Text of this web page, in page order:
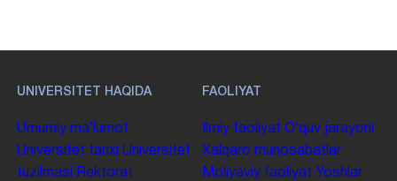
UNIVERSITET HAQIDA
Umumiy maʼlumot
Universitet tarixi Universitet
tuzilmasi
Rektorat
FAOLIYAT
Ilmiy faoliyat Oʻquv jarayoni
Xalqaro munosabatlar
Moliyaviy faoliyat Yoshlar